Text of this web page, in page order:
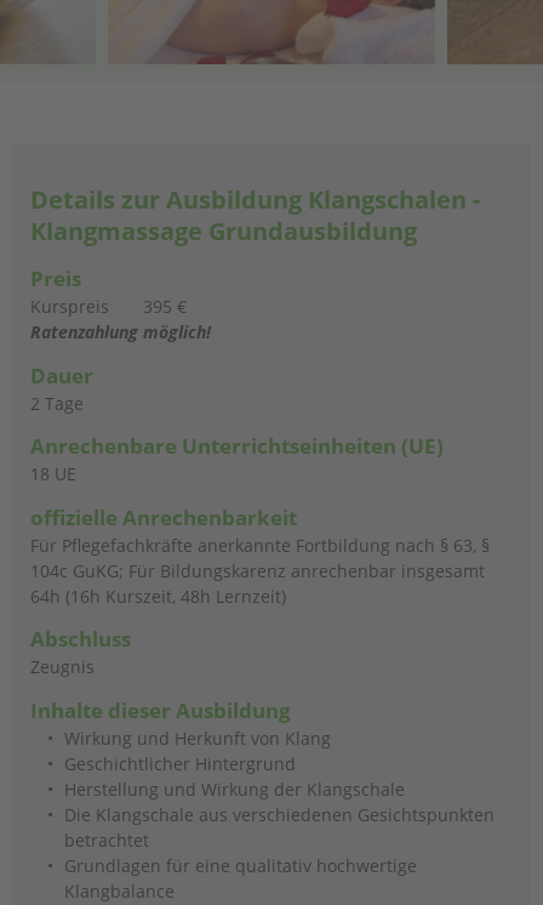
Details zur Ausbildung Klangschalen -
Klangmassage Grundausbildung
Preis
Kurspreis
395 €
Ratenzahlung möglich!
Dauer
2 Tage
Anrechenbare Unterrichtseinheiten (UE)
18 UE
offizielle Anrechenbarkeit
Für Pflegefachkräfte anerkannte Fortbildung nach § 63, §
104c GuKG; Für Bildungskarenz anrechenbar insgesamt
64h (16h Kurszeit, 48h Lernzeit)
Abschluss
Zeugnis
Inhalte dieser Ausbildung
Wirkung und Herkunft von Klang
Geschichtlicher Hintergrund
Herstellung und Wirkung der Klangschale
Die Klangschale aus verschiedenen Gesichtspunkten
betrachtet
Grundlagen für eine qualitativ hochwertige
Klangbalance